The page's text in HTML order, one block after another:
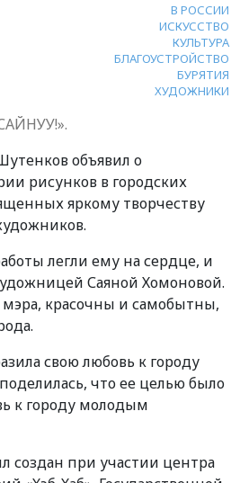
В РОССИИ
ИСКУССТВО
КУЛЬТУРА
БЛАГОУСТРОЙСТВО
БУРЯТИЯ
ХУДОЖНИКИ
объявил о
рисунков в городских
яркому творчеству
легли ему на сердце, и
Саяной Хомоновой.
мэра, красочны и самобытны,
свою любовь к городу
что ее целью было
к городу молодым
создан при участии центра